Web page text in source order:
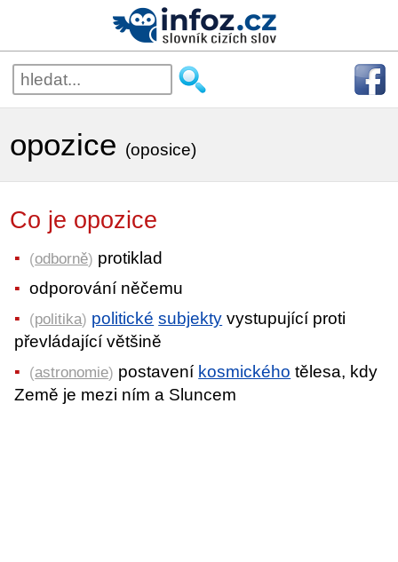
opozice (oposice)
Co je opozice
(odborně) protiklad
odporování něčemu
(politika) politické subjekty vystupující proti
převládající většině
(astronomie) postavení kosmického tělesa, kdy
Země je mezi ním a Sluncem